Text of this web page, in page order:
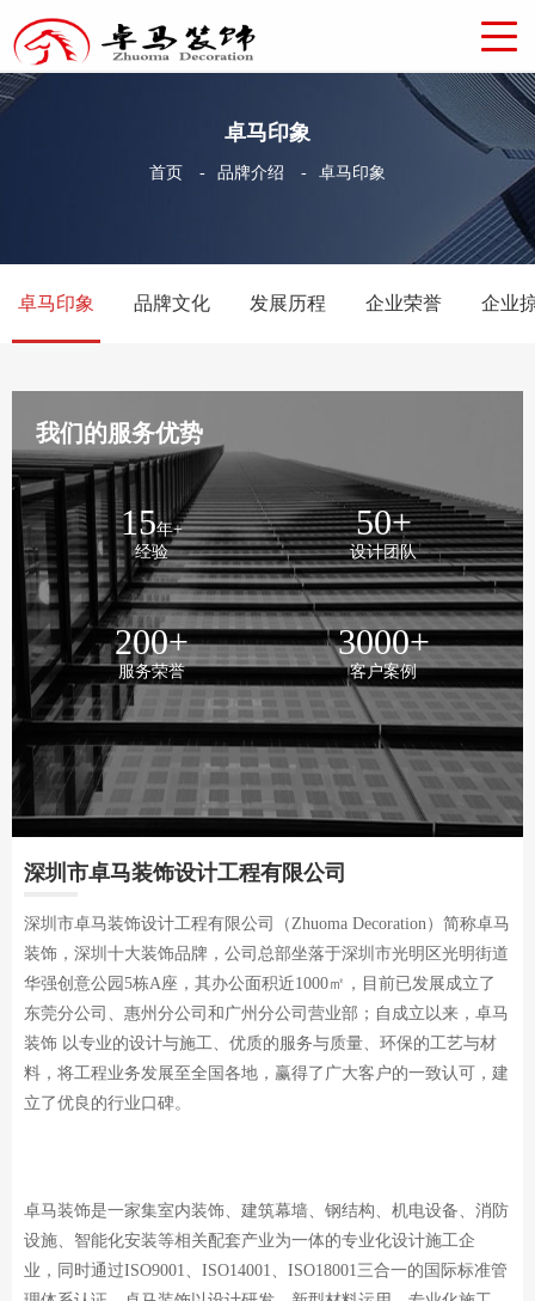
卓马印象
首页 - 品牌介绍 - 卓马印象
卓马印象 品牌文化 发展历程 企业荣誉 企业
我们的服务优势
15年+
经验
50+
设计团队
200+
服务荣誉
3000+
客户案例
深圳市卓马装饰设计工程有限公司
深圳市卓马装饰设计工程有限公司（Zhuoma Decoration）简称卓马
装饰，深圳十大装饰品牌，公司总部坐落于深圳市光明区光明街道
华强创意公园5栋A座，其办公面积近1000㎡，目前已发展成立了
东莞分公司、惠州分公司和广州分公司营业部；自成立以来，卓马
装饰 以专业的设计与施工、优质的服务与质量、环保的工艺与材
料，将工程业务发展至全国各地，赢得了广大客户的一致认可，建
立了优良的行业口碑。
卓马装饰是一家集室内装饰、建筑幕墙、钢结构、机电设备、消防
设施、智能化安装等相关配套产业为一体的专业化设计施工企
业，同时通过ISO9001、ISO14001、ISO18001三合一的国际标准管